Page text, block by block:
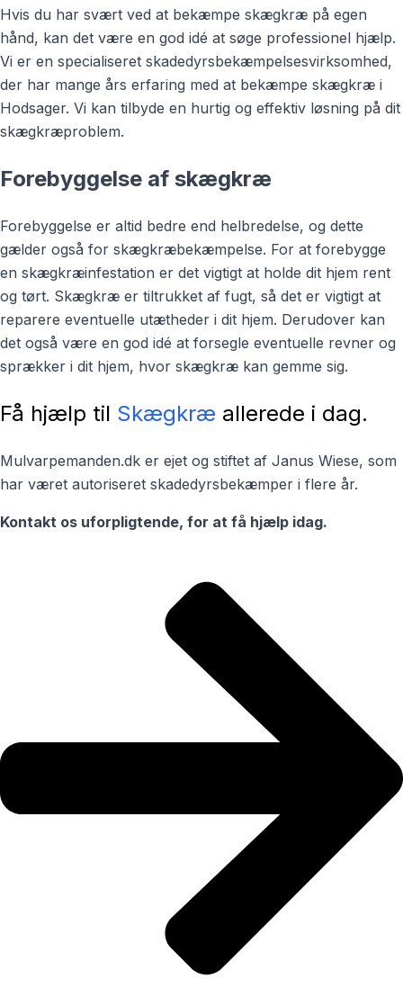
Hvis du har svært ved at bekæmpe skægkræ på egen
hånd, kan det være en god idé at søge professionel hjælp.
Vi er en specialiseret skadedyrsbekæmpelsesvirksomhed,
der har mange års erfaring med at bekæmpe skægkræ i
Hodsager. Vi kan tilbyde en hurtig og effektiv løsning på dit
skægkræproblem.
Forebyggelse af skægkræ
Forebyggelse er altid bedre end helbredelse, og dette
gælder også for skægkræbekæmpelse. For at forebygge
en skægkræinfestation er det vigtigt at holde dit hjem rent
og tørt. Skægkræ er tiltrukket af fugt, så det er vigtigt at
reparere eventuelle utætheder i dit hjem. Derudover kan
det også være en god idé at forsegle eventuelle revner og
sprækker i dit hjem, hvor skægkræ kan gemme sig.
Få hjælp til Skægkræ allerede i dag.
Mulvarpemanden.dk er ejet og stiftet af Janus Wiese, som
har været autoriseret skadedyrsbekæmper i flere år.
Kontakt os uforpligtende, for at få hjælp idag.